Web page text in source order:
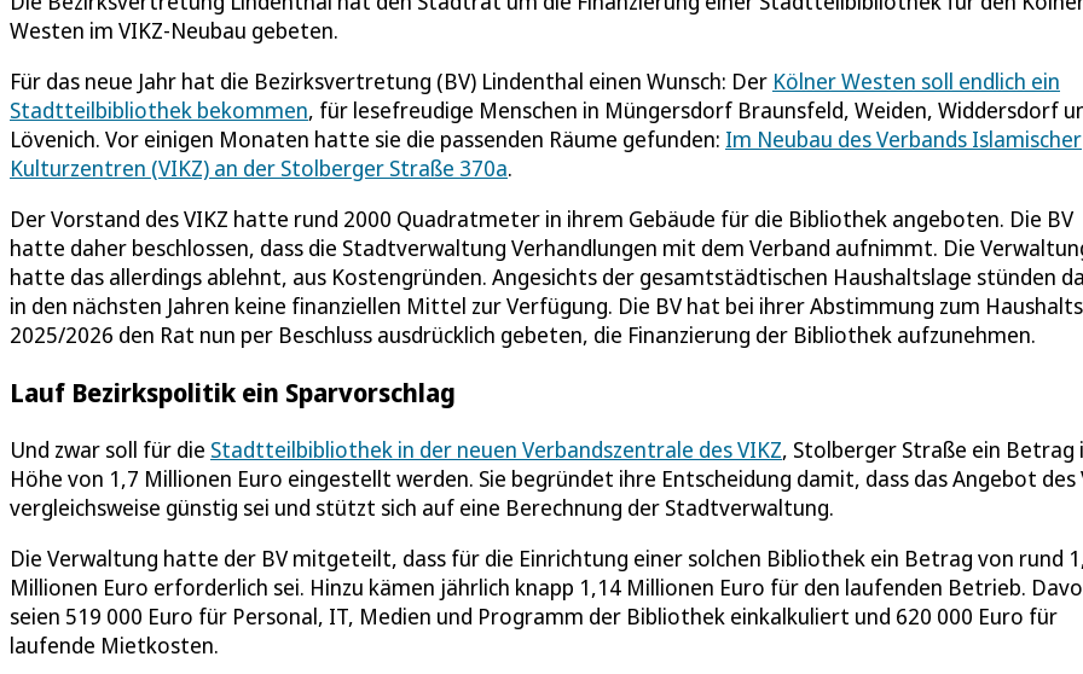
Westen im VIKZ-Neubau gebeten.
Für das neue Jahr hat die Bezirksvertretung (BV) Lindenthal einen Wunsch: Der Kölner Westen soll endlich ein
Stadtteilbibliothek bekommen, für lesefreudige Menschen in Müngersdorf Braunsfeld, Weiden, Widdersdorf
Lövenich. Vor einigen Monaten hatte sie die passenden Räume gefunden: Im Neubau des Verbands Islamischer
Kulturzentren (VIKZ) an der Stolberger Straße 370a.
Der Vorstand des VIKZ hatte rund 2000 Quadratmeter in ihrem Gebäude für die Bibliothek angeboten. Die BV
hatte daher beschlossen, dass die Stadtverwaltung Verhandlungen mit dem Verband aufnimmt. Die
hatte das allerdings ablehnt, aus Kostengründen. Angesichts der gesamtstädtischen Haushaltslage stünden
in den nächsten Jahren keine finanziellen Mittel zur Verfügung. Die BV hat bei ihrer Abstimmung zum
2025/2026 den Rat nun per Beschluss ausdrücklich gebeten, die Finanzierung der Bibliothek aufzunehmen.
Lauf Bezirkspolitik ein Sparvorschlag
Und zwar soll für die Stadtteilbibliothek in der neuen Verbandszentrale des VIKZ, Stolberger Straße ein Betrag
Höhe von 1,7 Millionen Euro eingestellt werden. Sie begründet ihre Entscheidung damit, dass das Angebot des
vergleichsweise günstig sei und stützt sich auf eine Berechnung der Stadtverwaltung.
Die Verwaltung hatte der BV mitgeteilt, dass für die Einrichtung einer solchen Bibliothek ein Betrag von rund
Millionen Euro erforderlich sei. Hinzu kämen jährlich knapp 1,14 Millionen Euro für den laufenden Betrieb.
seien 519 000 Euro für Personal, IT, Medien und Programm der Bibliothek einkalkuliert und 620 000 Euro für
laufende Mietkosten.